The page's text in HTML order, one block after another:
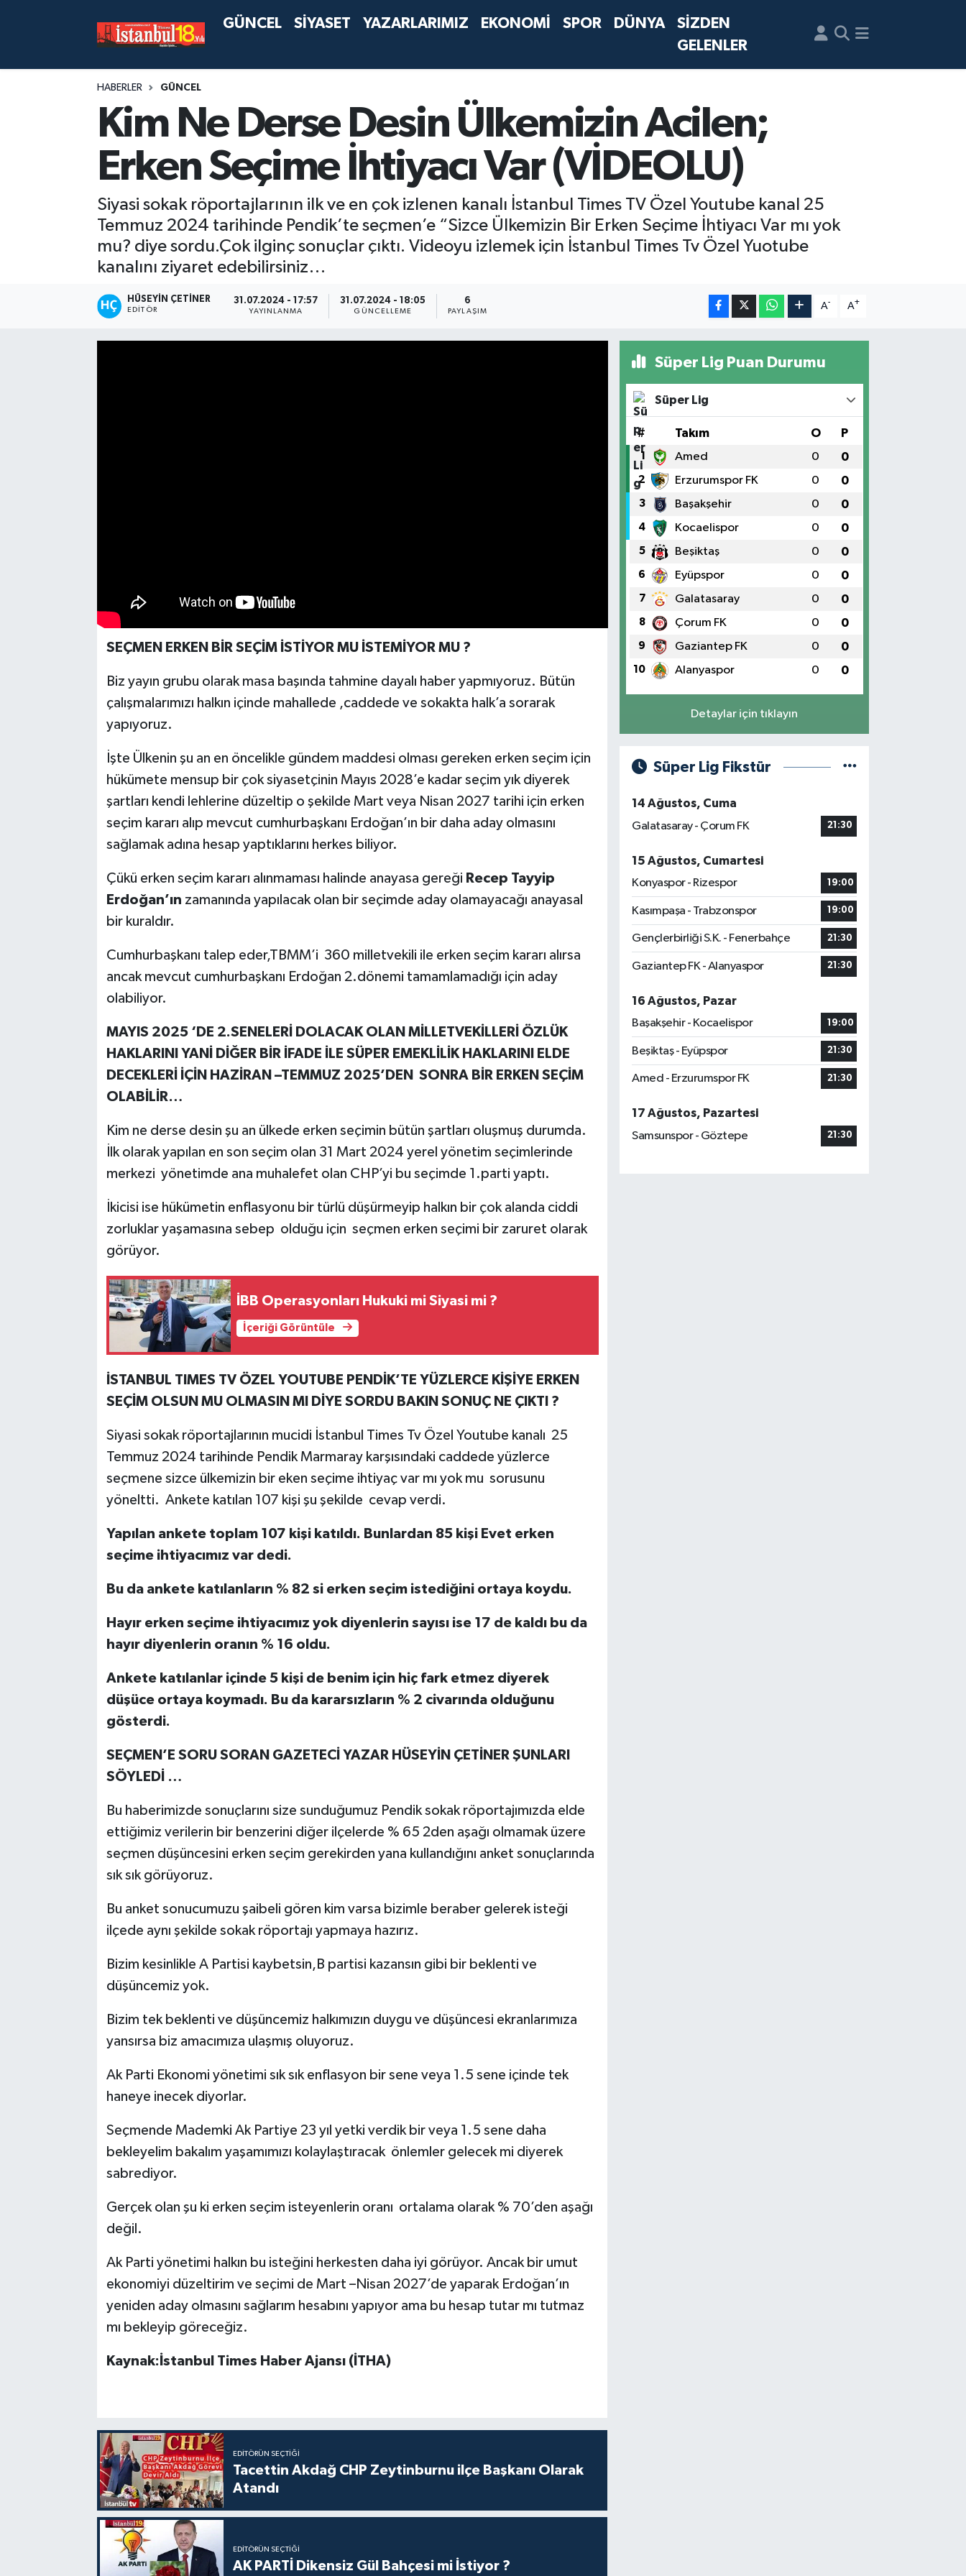
GÜNCEL SİYASET YAZARLARIMIZ EKONOMİ SPOR DÜNYA
SİZDEN
GELENLER
HABERLER GÜNCEL
Kim Ne Derse Desin Ülkemizin Acilen;
Erken Seçime İhtiyacı Var (VİDEOLU)
Siyasi sokak röportajlarının ilk ve en çok izlenen kanalı İstanbul Times TV Özel Youtube kanal 25
Temmuz 2024 tarihinde Pendik’te seçmen’e “Sizce Ülkemizin Bir Erken Seçime İhtiyacı Var mı yok
mu? diye sordu.Çok ilginç sonuçlar çıktı. Videoyu izlemek için İstanbul Times Tv Özel Yuotube
kanalını ziyaret edebilirsiniz…
HÜSEYIN ÇETINER
EDITÖR
31.07.2024 - 17:57
YAYINLANMA
31.07.2024 - 18:05
GÜNCELLEME
6
PAYLAŞIM
A- A+
SEÇMEN ERKEN BİR SEÇİM İSTİYOR MU İSTEMİYOR MU ?
Biz yayın grubu olarak masa başında tahmine dayalı haber yapmıyoruz. Bütün
çalışmalarımızı halkın içinde mahallede ,caddede ve sokakta halk’a sorarak
yapıyoruz.
İşte Ülkenin şu an en öncelikle gündem maddesi olması gereken erken seçim için
hükümete mensup bir çok siyasetçinin Mayıs 2028’e kadar seçim yık diyerek
şartları kendi lehlerine düzeltip o şekilde Mart veya Nisan 2027 tarihi için erken
seçim kararı alıp mevcut cumhurbaşkanı Erdoğan’ın bir daha aday olmasını
sağlamak adına hesap yaptıklarını herkes biliyor.
Çükü erken seçim kararı alınmaması halinde anayasa gereği Recep Tayyip
Erdoğan’ın zamanında yapılacak olan bir seçimde aday olamayacağı anayasal
bir kuraldır.
Cumhurbaşkanı talep eder,TBMM’i 360 milletvekili ile erken seçim kararı alırsa
ancak mevcut cumhurbaşkanı Erdoğan 2.dönemi tamamlamadığı için aday
olabiliyor.
MAYIS 2025 ‘DE 2.SENELERİ DOLACAK OLAN MİLLETVEKİLLERİ ÖZLÜK
HAKLARINI YANİ DİĞER BİR İFADE İLE SÜPER EMEKLİLİK HAKLARINI ELDE
DECEKLERİ İÇİN HAZİRAN –TEMMUZ 2025’DEN SONRA BİR ERKEN SEÇİM
OLABİLİR…
Kim ne derse desin şu an ülkede erken seçimin bütün şartları oluşmuş durumda.
İlk olarak yapılan en son seçim olan 31 Mart 2024 yerel yönetim seçimlerinde
merkezi yönetimde ana muhalefet olan CHP’yi bu seçimde 1.parti yaptı.
İkicisi ise hükümetin enflasyonu bir türlü düşürmeyip halkın bir çok alanda ciddi
zorluklar yaşamasına sebep olduğu için seçmen erken seçimi bir zaruret olarak
görüyor.
İBB Operasyonları Hukuki mi Siyasi mi ?
İçeriği Görüntüle
İSTANBUL TIMES TV ÖZEL YOUTUBE PENDİK’TE YÜZLERCE KİŞİYE ERKEN
SEÇİM OLSUN MU OLMASIN MI DİYE SORDU BAKIN SONUÇ NE ÇIKTI ?
Siyasi sokak röportajlarının mucidi İstanbul Times Tv Özel Youtube kanalı 25
Temmuz 2024 tarihinde Pendik Marmaray karşısındaki caddede yüzlerce
seçmene sizce ülkemizin bir eken seçime ihtiyaç var mı yok mu sorusunu
yöneltti. Ankete katılan 107 kişi şu şekilde cevap verdi.
Yapılan ankete toplam 107 kişi katıldı. Bunlardan 85 kişi Evet erken
seçime ihtiyacımız var dedi.
Bu da ankete katılanların % 82 si erken seçim istediğini ortaya koydu.
Hayır erken seçime ihtiyacımız yok diyenlerin sayısı ise 17 de kaldı bu da
hayır diyenlerin oranın % 16 oldu.
Ankete katılanlar içinde 5 kişi de benim için hiç fark etmez diyerek
düşüce ortaya koymadı. Bu da kararsızların % 2 civarında olduğunu
gösterdi.
SEÇMEN’E SORU SORAN GAZETECİ YAZAR HÜSEYİN ÇETİNER ŞUNLARI
SÖYLEDİ …
Bu haberimizde sonuçlarını size sunduğumuz Pendik sokak röportajımızda elde
ettiğimiz verilerin bir benzerini diğer ilçelerde % 65 2den aşağı olmamak üzere
seçmen düşüncesini erken seçim gerekirden yana kullandığını anket sonuçlarında
sık sık görüyoruz.
Bu anket sonucumuzu şaibeli gören kim varsa bizimle beraber gelerek isteği
ilçede aynı şekilde sokak röportajı yapmaya hazırız.
Bizim kesinlikle A Partisi kaybetsin,B partisi kazansın gibi bir beklenti ve
düşüncemiz yok.
Bizim tek beklenti ve düşüncemiz halkımızın duygu ve düşüncesi ekranlarımıza
yansırsa biz amacımıza ulaşmış oluyoruz.
Ak Parti Ekonomi yönetimi sık sık enflasyon bir sene veya 1.5 sene içinde tek
haneye inecek diyorlar.
Seçmende Mademki Ak Partiye 23 yıl yetki verdik bir veya 1.5 sene daha
bekleyelim bakalım yaşamımızı kolaylaştıracak önlemler gelecek mi diyerek
sabrediyor.
Gerçek olan şu ki erken seçim isteyenlerin oranı ortalama olarak % 70’den aşağı
değil.
Ak Parti yönetimi halkın bu isteğini herkesten daha iyi görüyor. Ancak bir umut
ekonomiyi düzeltirim ve seçimi de Mart –Nisan 2027’de yaparak Erdoğan’ın
yeniden aday olmasını sağlarım hesabını yapıyor ama bu hesap tutar mı tutmaz
mı bekleyip göreceğiz.
Kaynak:İstanbul Times Haber Ajansı (İTHA)
EDITÖRÜN SEÇTIĞI
Tacettin Akdağ CHP Zeytinburnu ilçe Başkanı Olarak
Atandı
EDITÖRÜN SEÇTIĞI
AK PARTİ Dikensiz Gül Bahçesi mi İstiyor ?
Süper Lig Puan Durumu
Süper Lig
# Takım O P
1 Amed 0 0
2 Erzurumspor FK 0 0
3 Başakşehir 0 0
4 Kocaelispor 0 0
5 Beşiktaş 0 0
6 Eyüpspor 0 0
7 Galatasaray 0 0
8 Çorum FK 0 0
9 Gaziantep FK 0 0
10 Alanyaspor 0 0
Detaylar için tıklayın
Süper Lig Fikstür
14 Ağustos, Cuma
Galatasaray - Çorum FK
21:30
15 Ağustos, Cumartesi
Konyaspor - Rizespor
19:00
Kasımpaşa - Trabzonspor 19:00
Gençlerbirliği S.K. - Fenerbahçe 21:30
Gaziantep FK - Alanyaspor 21:30
16 Ağustos, Pazar
Başakşehir - Kocaelispor
19:00
Beşiktaş - Eyüpspor 21:30
Amed - Erzurumspor FK 21:30
17 Ağustos, Pazartesi
Samsunspor - Göztepe
21:30